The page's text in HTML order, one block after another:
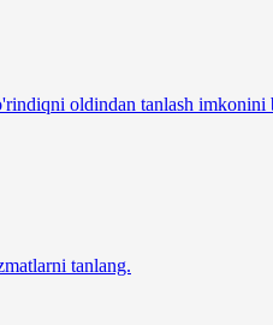
oldindan tanlash imkonini
tanlang.